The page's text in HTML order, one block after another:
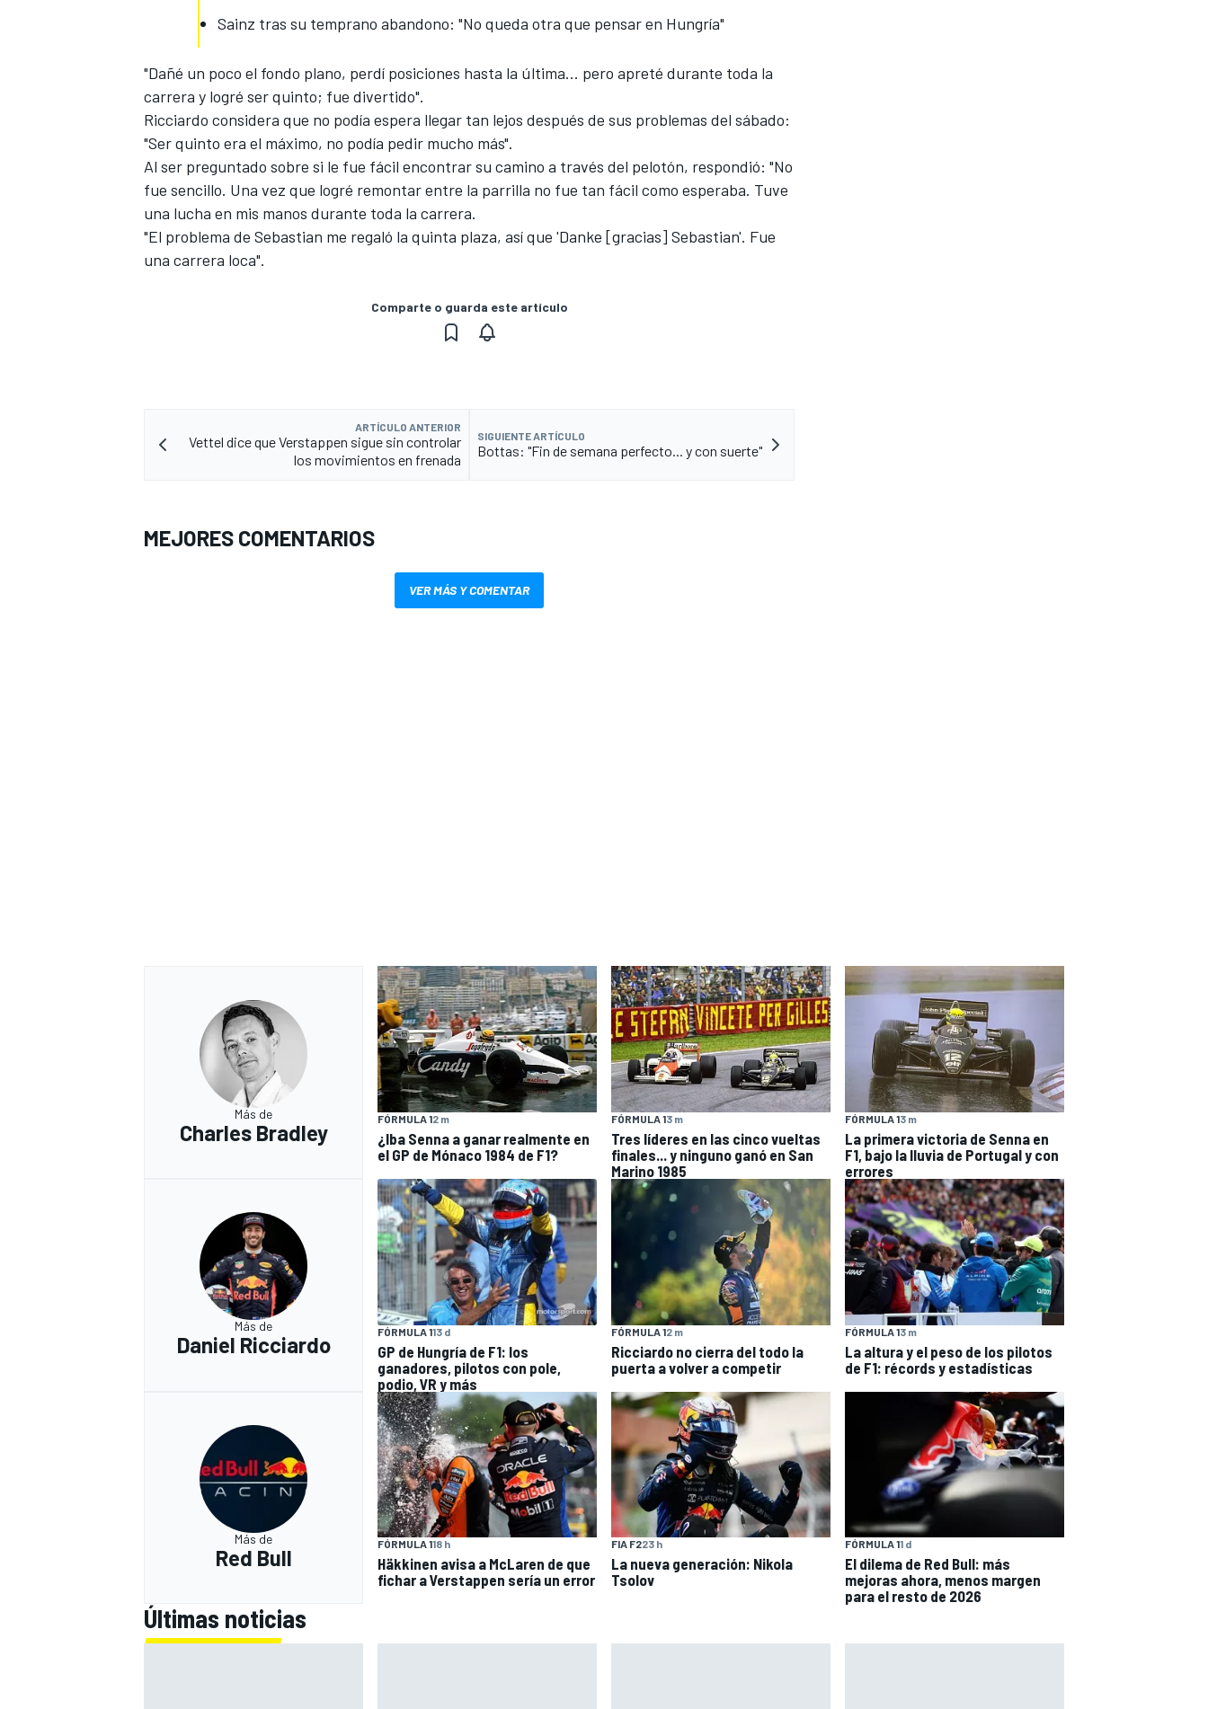
Sainz tras su temprano abandono: "No queda otra que pensar en Hungría"
"Dañé un poco el fondo plano, perdí posiciones hasta la última... pero apreté durante toda la
carrera y logré ser quinto; fue divertido".
Ricciardo considera que no podía espera llegar tan lejos después de sus problemas del sábado:
"Ser quinto era el máximo, no podía pedir mucho más".
Al ser preguntado sobre si le fue fácil encontrar su camino a través del pelotón, respondió: "No
fue sencillo. Una vez que logré remontar entre la parrilla no fue tan fácil como esperaba. Tuve
una lucha en mis manos durante toda la carrera.
"El problema de Sebastian me regaló la quinta plaza, así que 'Danke [gracias] Sebastian'. Fue
una carrera loca".
Comparte o guarda este artículo
ARTÍCULO ANTERIOR
Vettel dice que Verstappen sigue sin controlar
los movimientos en frenada
SIGUIENTE ARTÍCULO
Bottas: "Fin de semana perfecto... y con suerte"
MEJORES COMENTARIOS
VER MÁS Y COMENTAR
Más de
Charles Bradley
FÓRMULA 12 m
¿Iba Senna a ganar realmente en
el GP de Mónaco 1984 de F1?
FÓRMULA 13 m
Tres líderes en las cinco vueltas
finales... y ninguno ganó en San
Marino 1985
FÓRMULA 13 m
La primera victoria de Senna en
F1, bajo la lluvia de Portugal y con
errores
Más de
Daniel Ricciardo
FÓRMULA 113 d
GP de Hungría de F1: los
ganadores, pilotos con pole,
podio, VR y más
FÓRMULA 12 m
Ricciardo no cierra del todo la
puerta a volver a competir
FÓRMULA 13 m
La altura y el peso de los pilotos
de F1: récords y estadísticas
Más de
Red Bull
FÓRMULA 118 h
Häkkinen avisa a McLaren de que
fichar a Verstappen sería un error
FIA F223 h
La nueva generación: Nikola
Tsolov
FÓRMULA 11 d
El dilema de Red Bull: más
mejoras ahora, menos margen
para el resto de 2026
Últimas noticias